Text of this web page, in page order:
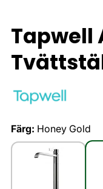
Tapwell
Färg: Honey Gold